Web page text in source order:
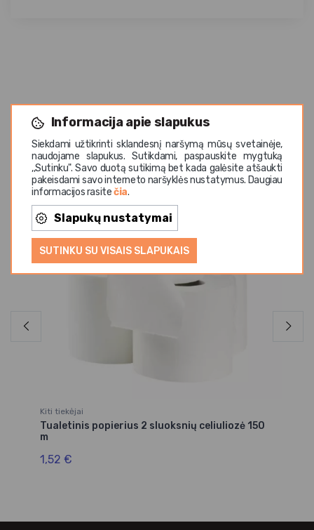
Informacija apie slapukus
Siekdami užtikrinti sklandesnį naršymą mūsų svetainėje,
naudojame slapukus. Sutikdami, paspauskite mygtuką
,,Sutinku". Savo duotą sutikimą bet kada galėsite atšaukti
pakeisdami savo interneto naršyklės nustatymus. Daugiau
informacijos rasitečia.
Slapukų nustatymai
SUTINKU SU VISAIS SLAPUKAIS
Panašios prekės
Kiti tiekėjai
Tualetinis popierius 2 sluoksnių celiuliozė 150
m
1,52 €